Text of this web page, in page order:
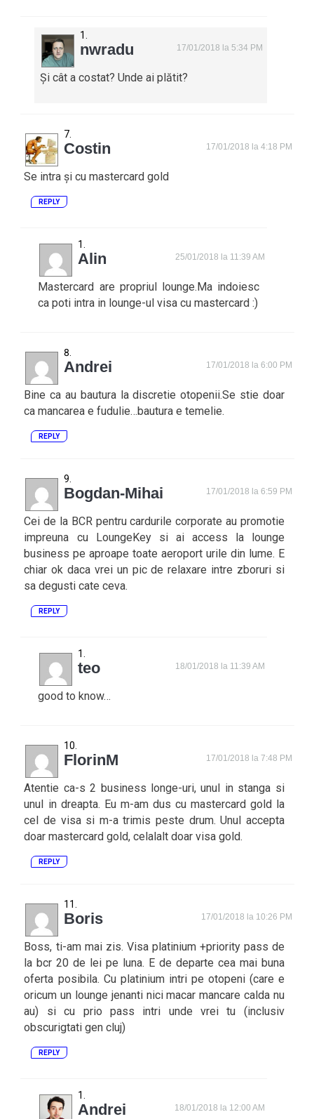
nwradu 17/01/2018 la 5:34 PM
Și cât a costat? Unde ai plătit?
Costin 17/01/2018 la 4:18 PM
Se intra și cu mastercard gold
REPLY
Alin 25/01/2018 la 11:39 AM
Mastercard are propriul lounge.Ma indoiesc
ca poti intra in lounge-ul visa cu mastercard :)
Andrei 17/01/2018 la 6:00 PM
Bine ca au bautura la discretie otopenii.Se stie doar
ca mancarea e fudulie…bautura e temelie.
REPLY
Bogdan-Mihai 17/01/2018 la 6:59 PM
Cei de la BCR pentru cardurile corporate au promotie
impreuna cu LoungeKey si ai access la lounge
business pe aproape toate aeroport urile din lume. E
chiar ok daca vrei un pic de relaxare intre zboruri si
sa degusti cate ceva.
REPLY
teo 18/01/2018 la 11:39 AM
good to know…
FlorinM 17/01/2018 la 7:48 PM
Atentie ca-s 2 business longe-uri, unul in stanga si
unul in dreapta. Eu m-am dus cu mastercard gold la
cel de visa si m-a trimis peste drum. Unul accepta
doar mastercard gold, celalalt doar visa gold.
REPLY
Boris 17/01/2018 la 10:26 PM
Boss, ti-am mai zis. Visa platinium +priority pass de
la bcr 20 de lei pe luna. E de departe cea mai buna
oferta posibila. Cu platinium intri pe otopeni (care e
oricum un lounge jenanti nici macar mancare calda nu
au) si cu prio pass intri unde vrei tu (inclusiv
obscurigtati gen cluj)
REPLY
Andrei 18/01/2018 la 12:00 AM